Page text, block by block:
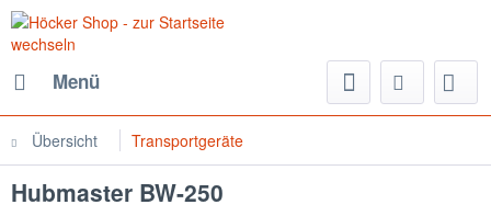
Menü
Übersicht Transportgeräte
Hubmaster BW-250